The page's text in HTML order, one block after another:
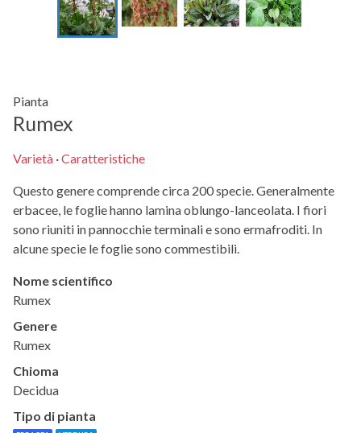
Pianta
Rumex
Varietà ·Caratteristiche
Questo genere comprende circa 200 specie. Generalmente
erbacee, le foglie hanno lamina oblungo-lanceolata. I fiori
sono riuniti in pannocchie terminali e sono ermafroditi. In
alcune specie le foglie sono commestibili.
Nome scientifico
Rumex
Genere
Rumex
Chioma
Decidua
Tipo di pianta